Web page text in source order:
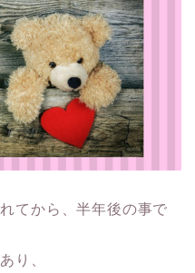
てから、半年後の事で
り、